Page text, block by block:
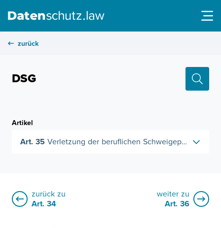
zurück
DSG
Artikel
Art. 35 Verletzung der beruflichen Schweigepflicht
zurück zu
Art. 34
weiter zu
Art. 36